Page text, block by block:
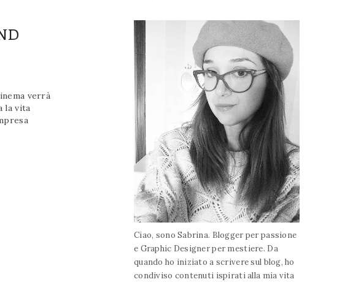
verrà
la vita
Ciao, sono Sabrina. Blogger per passione
e Graphic Designer per mestiere. Da
quando ho iniziato a scrivere sul blog, ho
condiviso contenuti ispirati alla mia vita